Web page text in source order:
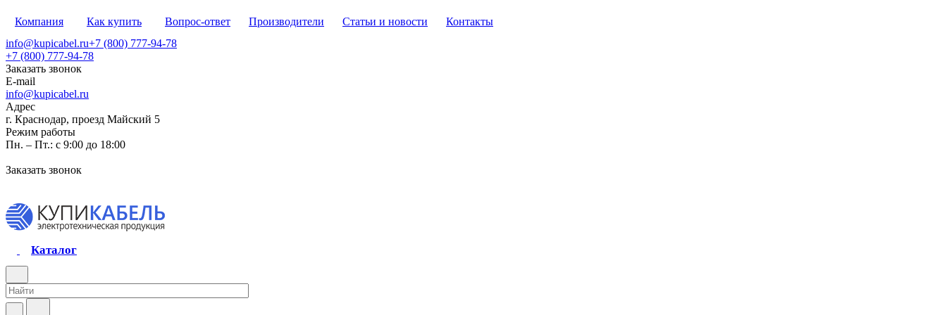
Компания Как купить Вопрос-ответ Производители Статьи и новости
Контакты
info@kupicabel.ru+7 (800) 777-94-78
+7 (800) 777-94-78
Заказать звонок
E-mail
info@kupicabel.ru
Адрес
г. Краснодар, проезд Майский 5
Режим работы
Пн. – Пт.: с 9:00 до 18:00
Заказать звонок
Каталог